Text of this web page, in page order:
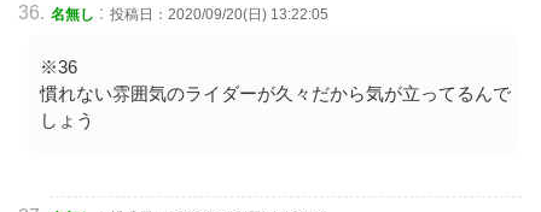
名無し : 投稿日：2020/09/20(日) 13:22:05
※36
慣れない雰囲気のライダーが久々だから気が立ってるんで
しょう